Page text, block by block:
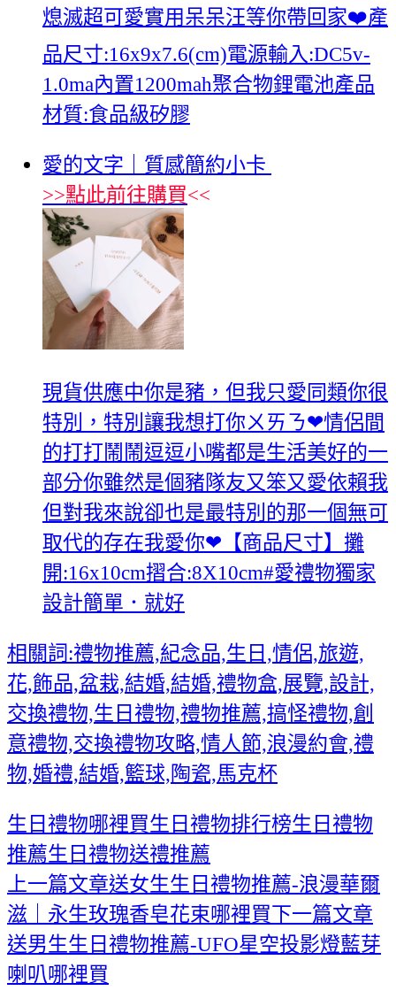
熄滅超可愛實用呆呆汪等你帶回家❤️產
品尺寸:16x9x7.6(cm)電源輸入:DC5v-
1.0ma內置1200mah聚合物鋰電池產品
材質:食品級矽膠
愛的文字｜質感簡約小卡
>>點此前往購買<<
現貨供應中你是豬，但我只愛同類你很
特別，特別讓我想打你ㄨㄞㄋ❤情侶間
的打打鬧鬧逗逗小嘴都是生活美好的一
部分你雖然是個豬隊友又笨又愛依賴我
但對我來說卻也是最特別的那一個無可
取代的存在我愛你❤【商品尺寸】攤
開:16x10cm摺合:8X10cm#愛禮物獨家
設計簡單．就好
相關詞:禮物推薦,紀念品,生日,情侶,旅遊,
花,飾品,盆栽,結婚,結婚,禮物盒,展覽,設計,
交換禮物,生日禮物,禮物推薦,搞怪禮物,創
意禮物,交換禮物攻略,情人節,浪漫約會,禮
物,婚禮,結婚,籃球,陶瓷,馬克杯
生日禮物哪裡買生日禮物排行榜生日禮物
推薦生日禮物送禮推薦
文
章
導
上一篇文章送女生生日禮物推薦-浪漫華爾
滋｜永生玫瑰香皂花束哪裡買下一篇文章
送男生生日禮物推薦-UFO星空投影燈藍芽
喇叭哪裡買